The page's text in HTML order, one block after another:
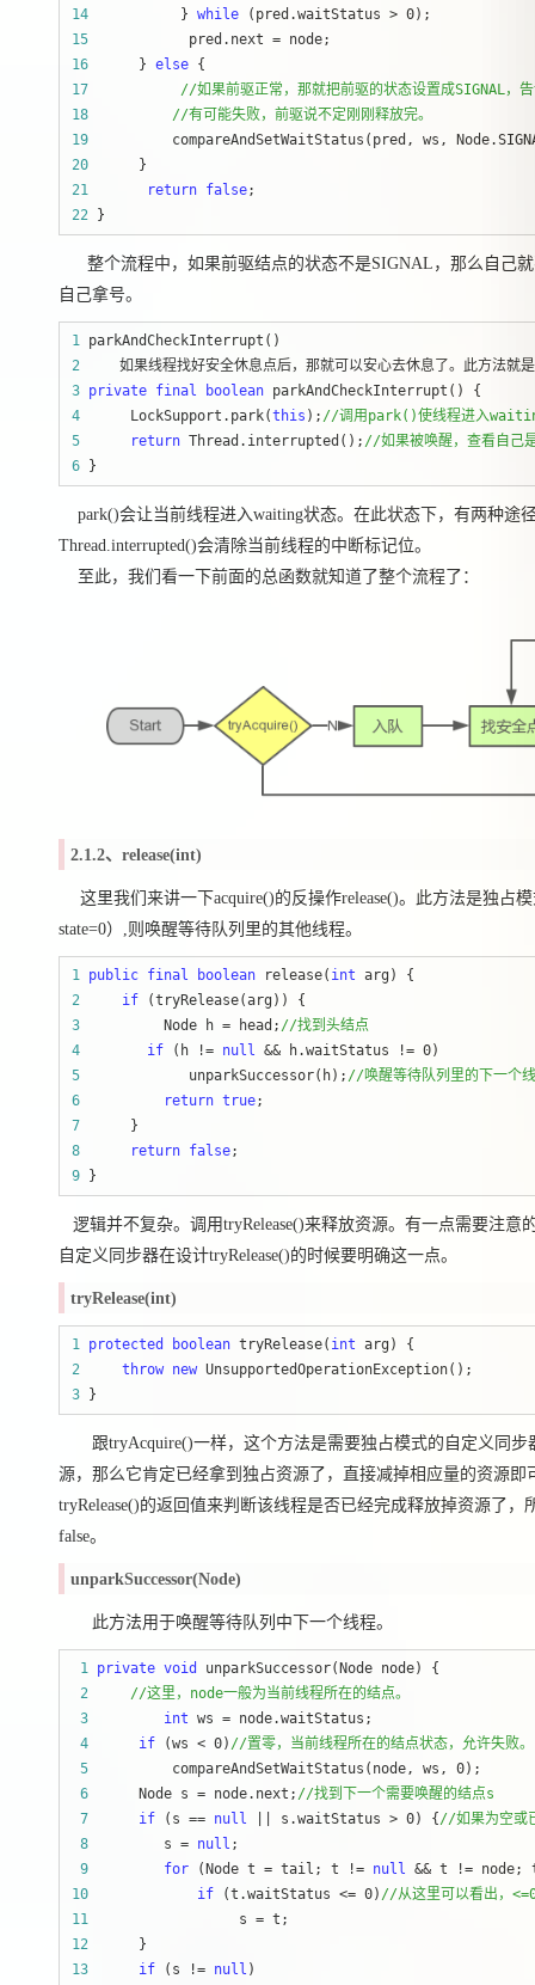
14
           }
while (pred.waitStatus > 0
15
            pred.next =
16
      }
else
17
//
18
//有可能失败，前驱说不定刚刚释放完。
19
20
21
return false
22 }
整个流程中，如果前驱结点的状态不是SIGNAL，那么自己
自己拿号。
1
2
3 private final boolean
4
      LockSupport.park(
this ); //调用park()使线程进入
5
return Thread.interrupted(); //如果被唤醒，查看自己
6 }
park()会让当前线程进入waiting状态。在此状态下，有两种途
Thread.interrupted()会清除当前线程的中断标记位。
至此，我们看一下前面的总函数就知道了整个流程了：
2.1.2、release(int)
这里我们来讲一下acquire()的反操作release()。此方法是独占
state=0）,则唤醒等待队列里的其他线程。
1 public final boolean release( int
2
if
3
          Node h = head;
//找到头结点
4
if (h != null && h.waitStatus != 0
5
             unparkSuccessor(h);
//唤醒等待队列里的下一个
6
return true
7
8
return false
9 }
逻辑并不复杂。调用tryRelease()来释放资源。有一点需要注意
自定义同步器在设计tryRelease()的时候要明确这一点。
tryRelease(int)
1 protected boolean tryRelease( int
2
throw new
3 }
跟tryAcquire()一样，这个方法是需要独占模式的自定义同步
源，那么它肯定已经拿到独占资源了，直接减掉相应量的资源即
tryRelease()的返回值来判断该线程是否已经完成释放掉资源了
false。
unparkSuccessor(Node)
此方法用于唤醒等待队列中下一个线程。
1 private void
2
//这里，node一般为当前线程所在的结点。
3
int ws =
4
if (ws < 0) //置零，当前线程所在的结点状态，允许失败。
5
          compareAndSetWaitStatus(node, ws, 0
6
      Node s = node.next;
//找到下一个需要唤醒的结点s
7
if (s == null || s.waitStatus > 0) { //如果为空或
8
         s =
null
9
for (Node t = tail; t != null && t != node;
10
if (t.waitStatus <= 0) //从这里可以看出，
11
                  s =
12
13
if (s != null